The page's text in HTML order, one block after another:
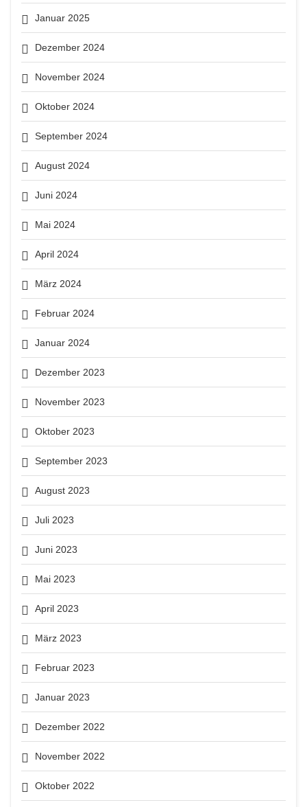
Januar 2025
Dezember 2024
November 2024
Oktober 2024
September 2024
August 2024
Juni 2024
Mai 2024
April 2024
März 2024
Februar 2024
Januar 2024
Dezember 2023
November 2023
Oktober 2023
September 2023
August 2023
Juli 2023
Juni 2023
Mai 2023
April 2023
März 2023
Februar 2023
Januar 2023
Dezember 2022
November 2022
Oktober 2022